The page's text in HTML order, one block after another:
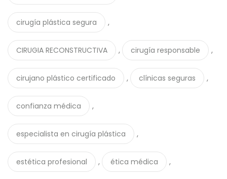
cirugía plástica segura ,
CIRUGIA RECONSTRUCTIVA , cirugía responsable ,
cirujano plástico certificado , clínicas seguras ,
confianza médica ,
especialista en cirugía plástica ,
estética profesional , ética médica ,